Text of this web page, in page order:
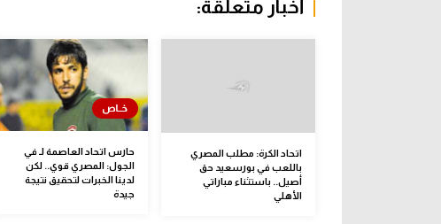
أخبار متعلقة:
اتحاد الكرة: مطلب المصري
باللعب في بورسعيد حق
أصيل.. باستثناء مباراتي
الأهلي
حارس اتحاد العاصمة لـ في
الجول: المصري قوي.. لكن
لدينا الخبرات لتحقيق نتيجة
جيدة